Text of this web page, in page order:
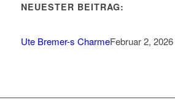
NEUESTER BEITRAG:
Ute Bremer-s CharmeFebruar 2,